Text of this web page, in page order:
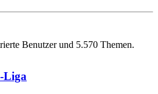
Benutzer und 5.570 Themen.
Liga